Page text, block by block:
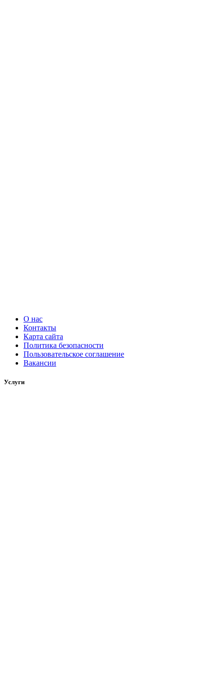
О нас
Контакты
Карта сайта
Политика безопасности
Пользовательское соглашение
Вакансии
Услуги